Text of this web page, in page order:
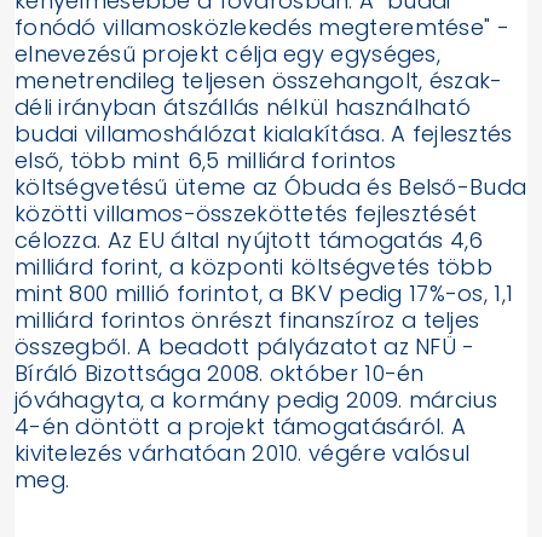
fonódó villamosközlekedés megteremtése" -
elnevezésű projekt célja egy egységes,
menetrendileg teljesen összehangolt, észak-
déli irányban átszállás nélkül használható
budai villamoshálózat kialakítása. A fejlesztés
első, több mint 6,5 milliárd forintos
költségvetésű üteme az Óbuda és Belső-Buda
közötti villamos-összeköttetés fejlesztését
célozza. Az EU által nyújtott támogatás 4,6
milliárd forint, a központi költségvetés több
mint 800 millió forintot, a BKV pedig 17%-os, 1,1
milliárd forintos önrészt finanszíroz a teljes
összegből. A beadott pályázatot az NFÜ -
Bíráló Bizottsága 2008. október 10-én
jóváhagyta, a kormány pedig 2009. március
4-én döntött a projekt támogatásáról. A
kivitelezés várhatóan 2010. végére valósul
meg.